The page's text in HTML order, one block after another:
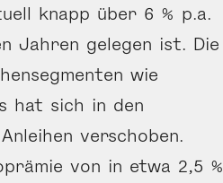
knapp über 6 % p.a.
Jahren gelegen ist. Die
wie
hat sich in den
verschoben.
von in etwa 2,5 %